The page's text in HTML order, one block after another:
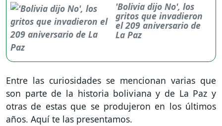
'Bolivia dijo No', los
gritos que invadieron
el 209 aniversario de
La Paz
Entre las curiosidades se mencionan varias que
son parte de la historia boliviana y de La Paz y
otras de estas que se produjeron en los últimos
años. Aquí te las presentamos.